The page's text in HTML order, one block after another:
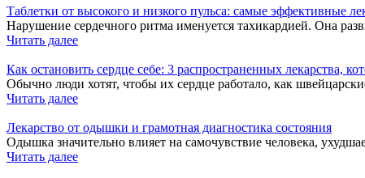
Таблетки от высокого и низкого пульса: самые эффективные
Нарушение сердечного ритма именуется тахикардией. Она
Читать далее
Как остановить сердце себе: 3 распространенных лекарства,
Обычно люди хотят, чтобы их сердце работало, как
Читать далее
Лекарство от одышки и грамотная диагностика состояния
Одышка значительно влияет на самочувствие человека,
Читать далее